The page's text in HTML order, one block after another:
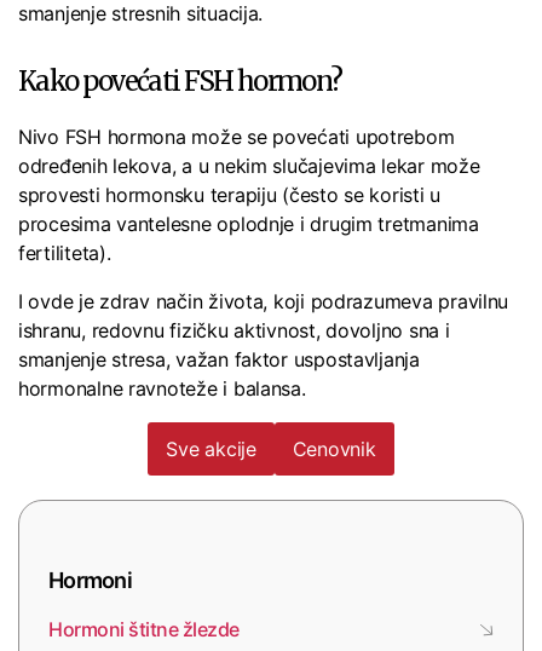
Hormoni
Hormoni štitne žlezde
smanjenje stresnih situacija.
Kako povećati FSH hormon?
Nivo FSH hormona može se povećati upotrebom
određenih lekova, a u nekim slučajevima lekar može
sprovesti hormonsku terapiju (često se koristi u
procesima vantelesne oplodnje i drugim tretmanima
fertiliteta).
I ovde je zdrav način života, koji podrazumeva pravilnu
ishranu, redovnu fizičku aktivnost, dovoljno sna i
smanjenje stresa, važan faktor uspostavljanja
hormonalne ravnoteže i balansa.
Sve akcije Cenovnik